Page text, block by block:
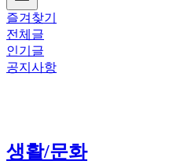
즐겨찾기
전체글
인기글
공지사항
생활/문화